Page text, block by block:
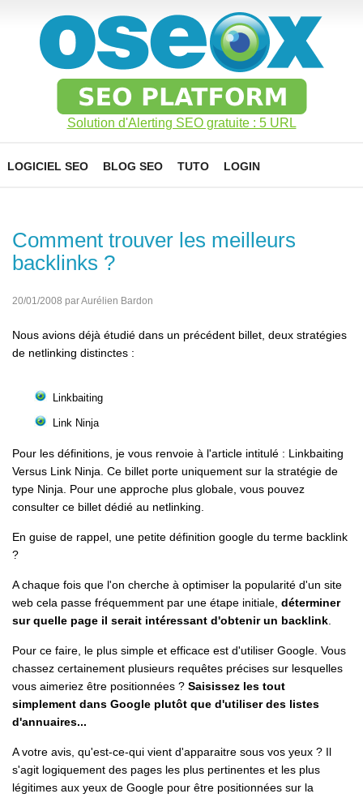
Solution d'Alerting SEO gratuite : 5 URL
LOGICIEL SEO BLOG SEO TUTO LOGIN
Comment trouver les meilleurs
backlinks ?
20/01/2008 par Aurélien Bardon
Nous avions déjà étudié dans un précédent billet, deux stratégies
de netlinking distinctes :
Linkbaiting
Link Ninja
Pour les définitions, je vous renvoie à l'article intitulé : Linkbaiting
Versus Link Ninja. Ce billet porte uniquement sur la stratégie de
type Ninja. Pour une approche plus globale, vous pouvez
consulter ce billet dédié au netlinking.
En guise de rappel, une petite définition google du terme backlink
?
A chaque fois que l'on cherche à optimiser la popularité d'un site
web cela passe fréquemment par une étape initiale, déterminer
sur quelle page il serait intéressant d'obtenir un backlink
Pour ce faire, le plus simple et efficace est d'utiliser Google. Vous
chassez certainement plusieurs requêtes précises sur lesquelles
vous aimeriez être positionnées ? Saisissez les tout
simplement dans Google plutôt que d'utiliser des listes
d'annuaires...
A votre avis, qu'est-ce-qui vient d'apparaitre sous vos yeux ? Il
s'agit logiquement des pages les plus pertinentes et les plus
légitimes aux yeux de Google pour être positionnées sur la